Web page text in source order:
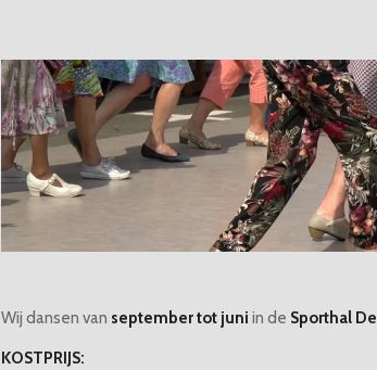
Wij dansen van september tot juni in de Sporthal
KOSTPRIJS: